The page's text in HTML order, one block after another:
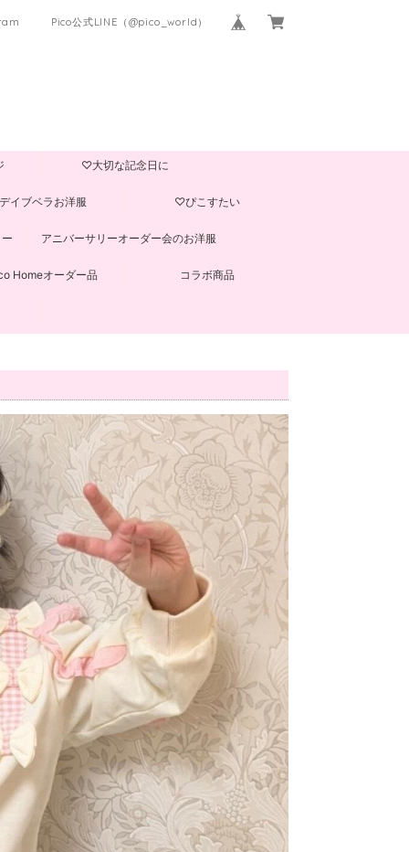
Pico公式LINE（@pico_world）
♡大切な記念日に
イブベラお洋服 ♡ぴこすたい
アニバーサリーオーダー会のお洋服
Homeオーダー品 コラボ商品